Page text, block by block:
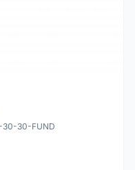
30-30-FUND